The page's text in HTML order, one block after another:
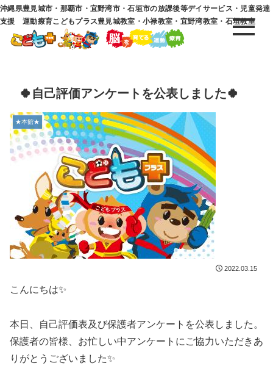
沖縄県豊見城市・那覇市・宜野湾市・石垣市の放課後等デイサービス・児童発達
支援 運動療育こどもプラス豊見城教室・小禄教室・宜野湾教室・石垣教室
🍀自己評価アンケートを公表しました🍀
★本館★
2022.03.15
こんにちは✨
本日、自己評価表及び保護者アンケートを公表しました。
保護者の皆様、お忙しい中アンケートにご協力いただきあ
りがとうございました✨